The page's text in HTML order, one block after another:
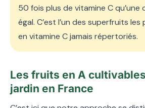
50 fois plus de vitamine C qu’une
égal. C’est l’un des superfruits
en vitamine C jamais répertoriés.
Les fruits en A
jardin en France